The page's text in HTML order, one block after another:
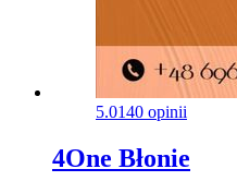
5.0140 opinii
4One Błonie